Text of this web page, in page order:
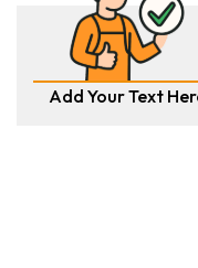
Add Your Text